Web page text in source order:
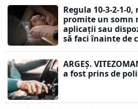
Regula 10-3-2-1-
promite un somn
aplicații sau
să faci înainte de
ARGEȘ.
a fost prins de